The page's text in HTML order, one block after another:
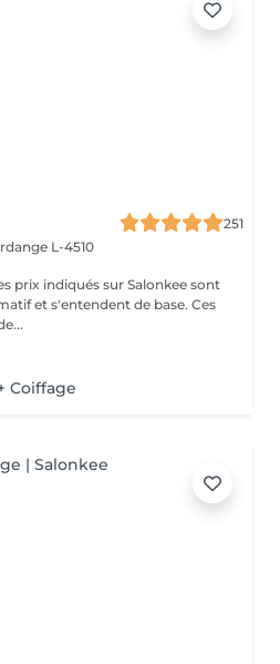
251
L-4510
prix indiqués sur Salonkee sont
et s'entendent de base. Ces
Coiffage